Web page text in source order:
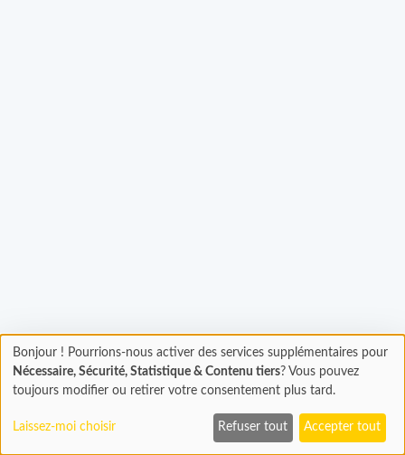
Chargement
En cours...
Bonjour ! Pourrions-nous activer des services supplémentaires pour
Nécessaire, Sécurité, Statistique & Contenu tiers? Vous pouvez
toujours modifier ou retirer votre consentement plus tard.
Laissez-moi choisir Refuser tout Accepter tout